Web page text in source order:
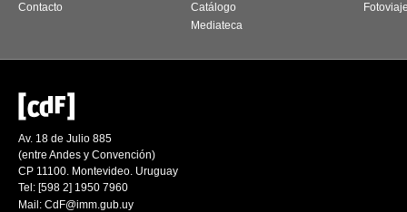
Contacto
Catálogo
Mediateca
Av. 18 de Julio 885
(entre Andes y Convención)
CP 11100. Montevideo. Uruguay
Tel: [598 2] 1950 7960
Mail: CdF@imm.gub.uy